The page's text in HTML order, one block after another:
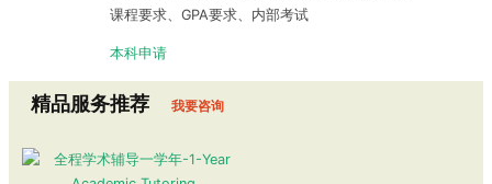
课程要求、GPA要求、内部考试
本科申请
精品服务推荐 我要咨询